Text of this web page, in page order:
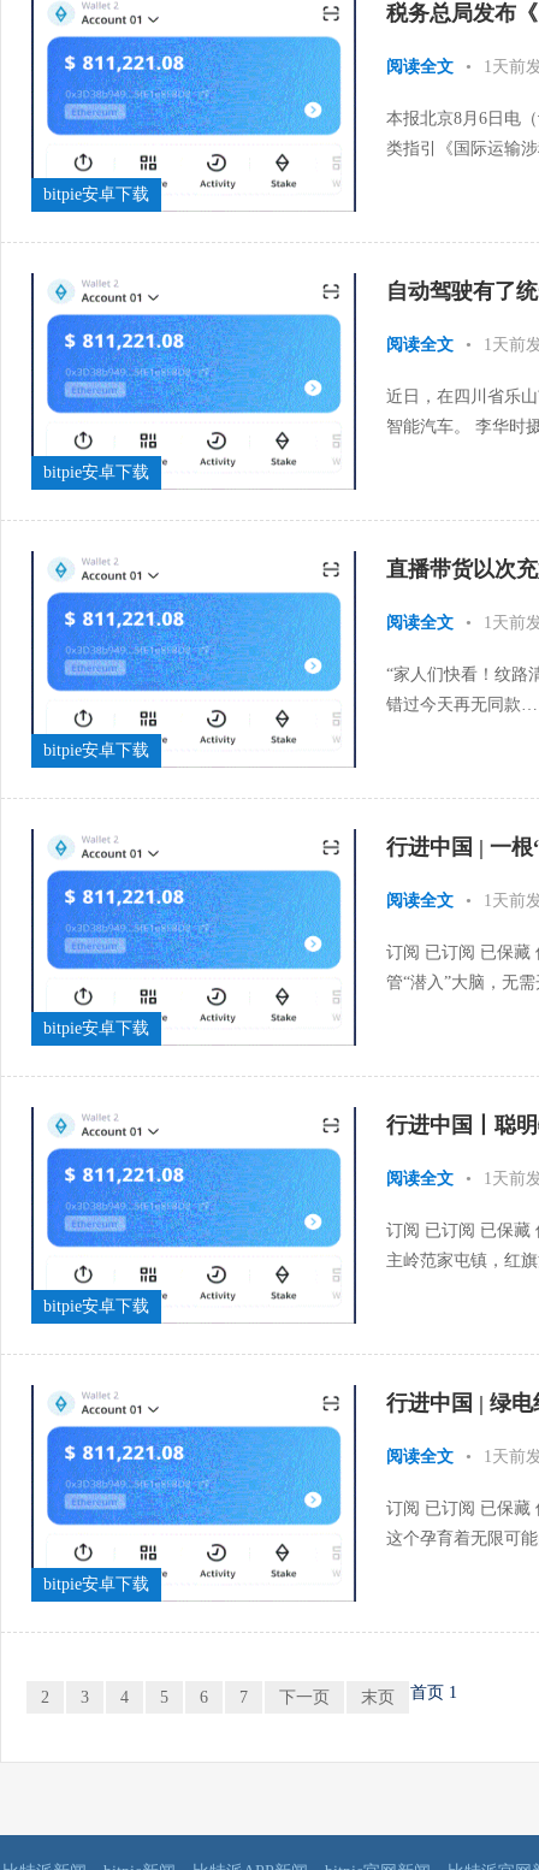
bitpie安卓下载
税务总局发布
阅读全文 • 1天前
本报北京8月6日电
类指引《国际运输
bitpie安卓下载
自动驾驶有了
阅读全文 • 1天前
近日，在四川省乐
智能汽车。 李华时
bitpie安卓下载
直播带货以次
阅读全文 • 1天前
“家人们快看！纹路
错过今天再无同款
bitpie安卓下载
行进中国 | 一
阅读全文 • 1天前
订阅 已订阅 已保藏
管“潜入”大脑，无
bitpie安卓下载
行进中国丨聪
阅读全文 • 1天前
订阅 已订阅 已保藏
主岭范家屯镇，红
bitpie安卓下载
行进中国 | 绿
阅读全文 • 1天前
订阅 已订阅 已保藏
这个孕育着无限可
首页 1
2 3 4 5 6 7 下一页 末页